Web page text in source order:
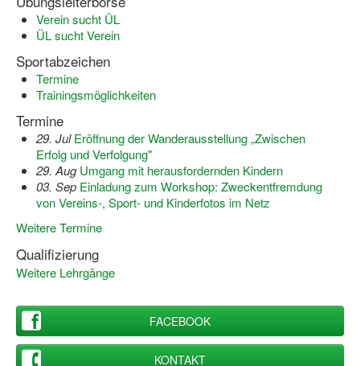
Verein sucht ÜL
ÜL sucht Verein
Sportabzeichen
Termine
Trainingsmöglichkeiten
Termine
29. Jul Eröffnung der Wanderausstellung „Zwischen
Erfolg und Verfolgung"
29. Aug Umgang mit herausfordernden Kindern
03. Sep Einladung zum Workshop: Zweckentfremdung
von Vereins-, Sport- und Kinderfotos im Netz
Weitere Termine
Qualifizierung
Weitere Lehrgänge
FACEBOOK
KONTAKT